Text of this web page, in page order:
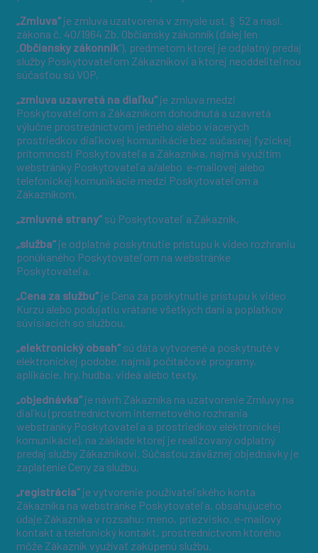
„Zmluva“ je zmluva uzatvorená v zmysle ust. § 52 a nasl.
zákona č. 40/1964 Zb. Občiansky zákonník (ďalej len
Občiansky zákonník“), predmetom ktorej je odplatný predaj
služby Poskytovateľom Zákazníkovi a ktorej neoddeliteľnou
súčasťou sú VOP,
„zmluva uzavretá na diaľku“ je zmluva medzi
Poskytovateľom a Zákazníkom dohodnutá a uzavretá
výlučne prostredníctvom jedného alebo viacerých
prostriedkov diaľkovej komunikácie bez súčasnej fyzickej
prítomnosti Poskytovateľa a Zákazníka, najmä využitím
webstránky Poskytovateľa a/alebo e-mailovej alebo
telefonickej komunikácie medzi Poskytovateľom a
Zákazníkom,
„zmluvné strany“ sú Poskytovateľ a Zákazník,
„služba“ je odplatné poskytnutie prístupu k video rozhraniu
ponúkaného Poskytovateľom na webstránke
Poskytovateľa,
„Cena za službu“ je Cena za poskytnutie prístupu k video
Kurzu alebo podujatiu vrátane všetkých daní a poplatkov
súvisiacich so službou,
„elektronický obsah“ sú dáta vytvorené a poskytnuté v
elektronickej podobe, najmä počítačové programy,
aplikácie, hry, hudba, videá alebo texty,
„objednávka“ je návrh Zákazníka na uzatvorenie Zmluvy na
diaľku (prostredníctvom internetového rozhrania
webstránky Poskytovateľa a prostriedkov elektronickej
komunikácie), na základe ktorej je realizovaný odplatný
predaj služby Zákazníkovi. Súčasťou záväznej objednávky je
zaplatenie Ceny za službu,
„registrácia“ je vytvorenie používateľského konta
Zákazníka na webstránke Poskytovateľa, obsahujúceho
údaje Zákazníka v rozsahu: meno, priezvisko, e-mailový
kontakt a telefonický kontakt, prostredníctvom ktorého
môže Zákazník využívať zakúpenú službu.